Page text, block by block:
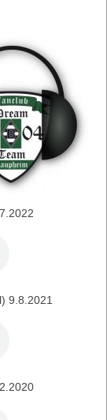
9.8.2021